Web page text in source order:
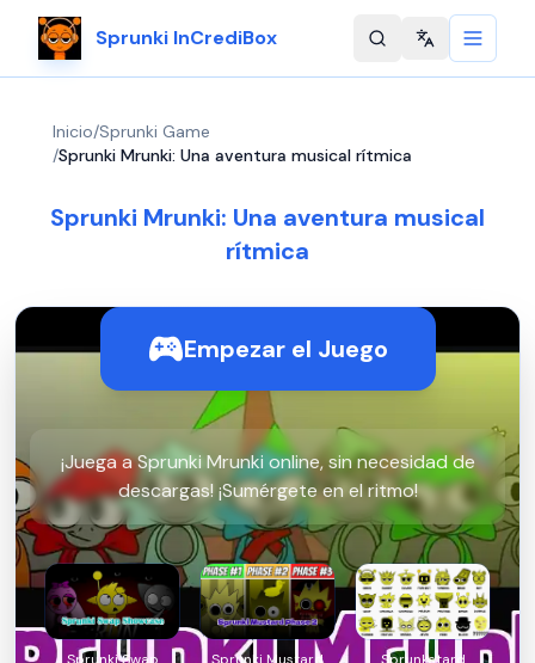
Sprunki InCrediBox Change
Inicio/Sprunki Game
/Sprunki Mrunki: Una aventura musical rítmica
Sprunki Mrunki: Una aventura musical
rítmica
Empezar el Juego
¡Juega a Sprunki Mrunki online, sin necesidad de
descargas! ¡Sumérgete en el ritmo!